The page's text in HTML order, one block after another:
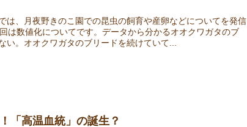
は、月夜野きのこ園での昆虫の飼育や産卵などについてを発信
は数値化についてです。データから分かるオオクワガタのブ
い。オオクワガタのブリードを続けていて...
「高温血統」の誕生？